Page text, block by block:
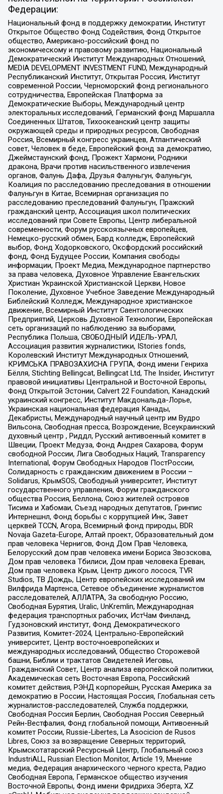
Федерации:
Национальный фонд в поддержку демократии, Институт
Открытое Общество Фонд Содействия, Фонд Открытое
общество, Американо-российский фонд по
экономическому и правовому развитию, Национальный
Демократический Институт Международных Отношений,
MEDIA DEVELOPMENT INVESTMENT FUND, Международный
Республиканский Институт, Открытая Россия, Институт
современной России, Черноморский фонд регионального
сотрудничества, Европейская Платформа за
Демократические Выборы, Международный центр
электоральных исследований, Германский фонд Маршалла
Соединенных Штатов, Тихоокеанский центр защиты
окружающей среды и природных ресурсов, Свободная
Россия, Всемирный конгресс украинцев, Атлантический
совет, Человек в беде, Европейский фонд за демократию,
Джеймстаунский фонд, Прожект Хармони, Родники
дракона, Врачи против насильственного извлечения
органов, Фалунь Дафа, Друзья Фалуньгун, Фалуньгун,
Коалиция по расследованию преследования в отношении
Фалуньгун в Китае, Всемирная организация по
расследованию преследований Фалуньгун, Пражский
гражданский центр, Ассоциация школ политических
исследований при Совете Европы, Центр либеральной
современности, Форум русскоязычных европейцев,
Немецко-русский обмен, Бард колледж, Европейский
выбор, Фонд Ходорковского, Оксфордский российский
фонд, Фонд Будущее России, Компания свободы
информации, Проект Медиа, Международное партнерство
за права человека, Духовное Управление Евангельских
Христиан Украинской Христианской Церкви, Новое
Поколение, Духовное Учебное Заведение Международный
Библейский Колледж, Международное христианское
движение, Всемирный Институт Саентологических
Предприятий, Церковь Духовной Технологии, Европейская
сеть организаций по наблюдению за выборами,
Республика Польша, СВОБОДНЫЙ ИДЕЛЬ-УРАЛ,
Ассоциация развития журналистики, IStories fonds,
Королевский Институт Международных Отношений,
КРИМСЬКА ПРАВОЗАХИСНА ГРУПА, Фонд имени Генриха
Бёлля, Stichting Bellingcat, Bellingcat Ltd, The Insider, Институт
правовой инициативы Центральной и Восточной Европы,
Фонд Открытой Эстонии, Calvert 22 Foundation, Канадский
украинский конгресс, Институт Макдональда-Лорье,
Украинская национальная федерация Канады,
Декабристы, Международный научный центр им Вудро
Вильсона, Свободная пресса, Возрождение, Всеукраинский
духовный центр , Риддл, Русский антивоенный комитет в
Швеции, Проект Медуза, Фонд Андрея Сахарова, Форум
свободной России, Лига Свободных Наций, Transparеncy
International, Форум Свободных Народов ПостРоссии,
Солидарность с гражданским движением в России –
Solidarus, КрымSOS, Свободный университет, Институт
государственного управления, Форум гражданского
общества Россия, Беллона, Союз жителей островов
Тисима и Хабомаи, Съезд народных депутатов, Гринпис
Интернешнл, Фонд борьбы с коррупцией Инк, Завет
церквей TCCN, Агора, Всемирный фонд природы, BDR
Novaja Gazeta-Europe, Алтай проект, Образовательный дом
прав человека Чернигов, Фонд Дом Прав Человека,
Белорусский дом прав человека имени Бориса Звозскова,
Дом прав человека Тбилиси, Дом прав человека Ереван,
Дом прав человека Крым, Центр дикого лосося, TVR
Studios, ТВ Дождь, Центр европейских исследований им
Вилфрида Мартенса, Сетевое объединение журналистов
расследователей, АЛЛАТРА, За свободную Россию,
Свободная Бурятия, Uralic, UnKremlin, Международная
федерация транспортных рабочих, ИстЧам Финланд,
Гудзоновский институт, Фонд Демократического
Развития, Комитет-2024, Центрально-Европейский
университет, Центр восточноевропейских и
международных исследований, Общество Сторожевой
башни, Библии и трактатов Свидетелей Иеговы,
Гражданский Совет, Центр анализа европейской политики,
Академическая сеть Восточная Европа, Российский
комитет действия, РЭНД корпорейшн, Русская Америка за
демократию в России, Настоящая Россия, Глобальная сеть
журналистов-расследователей, Служба поддержки,
Свободная Россия Берлин, Свободная Россия Северный
Рейн-Вестфалия, Фонд глобальной помощи, Антивоенный
комитет России, Russie-Libertes, La Asocicion de Rusos
Libres, Союз за возвращение Северных территорий,
Крымскотатарский Ресурсный Центр, Глобальный союз
IndustriALL, Russian Election Monitor, Article 19, Мнение
медиа, Федерация анархического черного креста, Радио
Свободная Европа, Германское общество изучения
Восточной Европы, Фонд имени Фридриха Эберта, XZ